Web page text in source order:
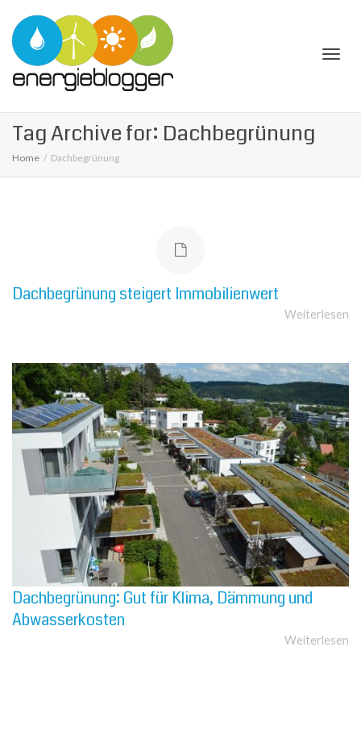
Tag Archive for: Dachbegrünung
Home Dachbegrünung
Dach­be­grü­nung stei­gert Immo­bi­li­en­wert
Weiterlesen
Dach­be­grü­nung: Gut für Klima, Dämmung und
Abwas­ser­kos­ten
Weiterlesen